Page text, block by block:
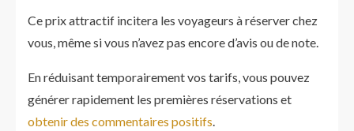
Ce prix attractif incitera les voyageurs à réserver chez
vous, même si vous n’avez pas encore d’avis ou de note.
En réduisant temporairement vos tarifs, vous pouvez
générer rapidement les premières réservations et
obtenir des commentaires positifs.